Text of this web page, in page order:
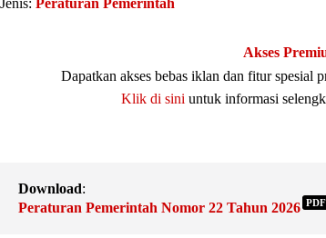
Akses
Dapatkan akses bebas iklan dan fitur spesial
Klik di sini untuk informasi
Download:
Peraturan Pemerintah Nomor 22 Tahun 2026 PDF